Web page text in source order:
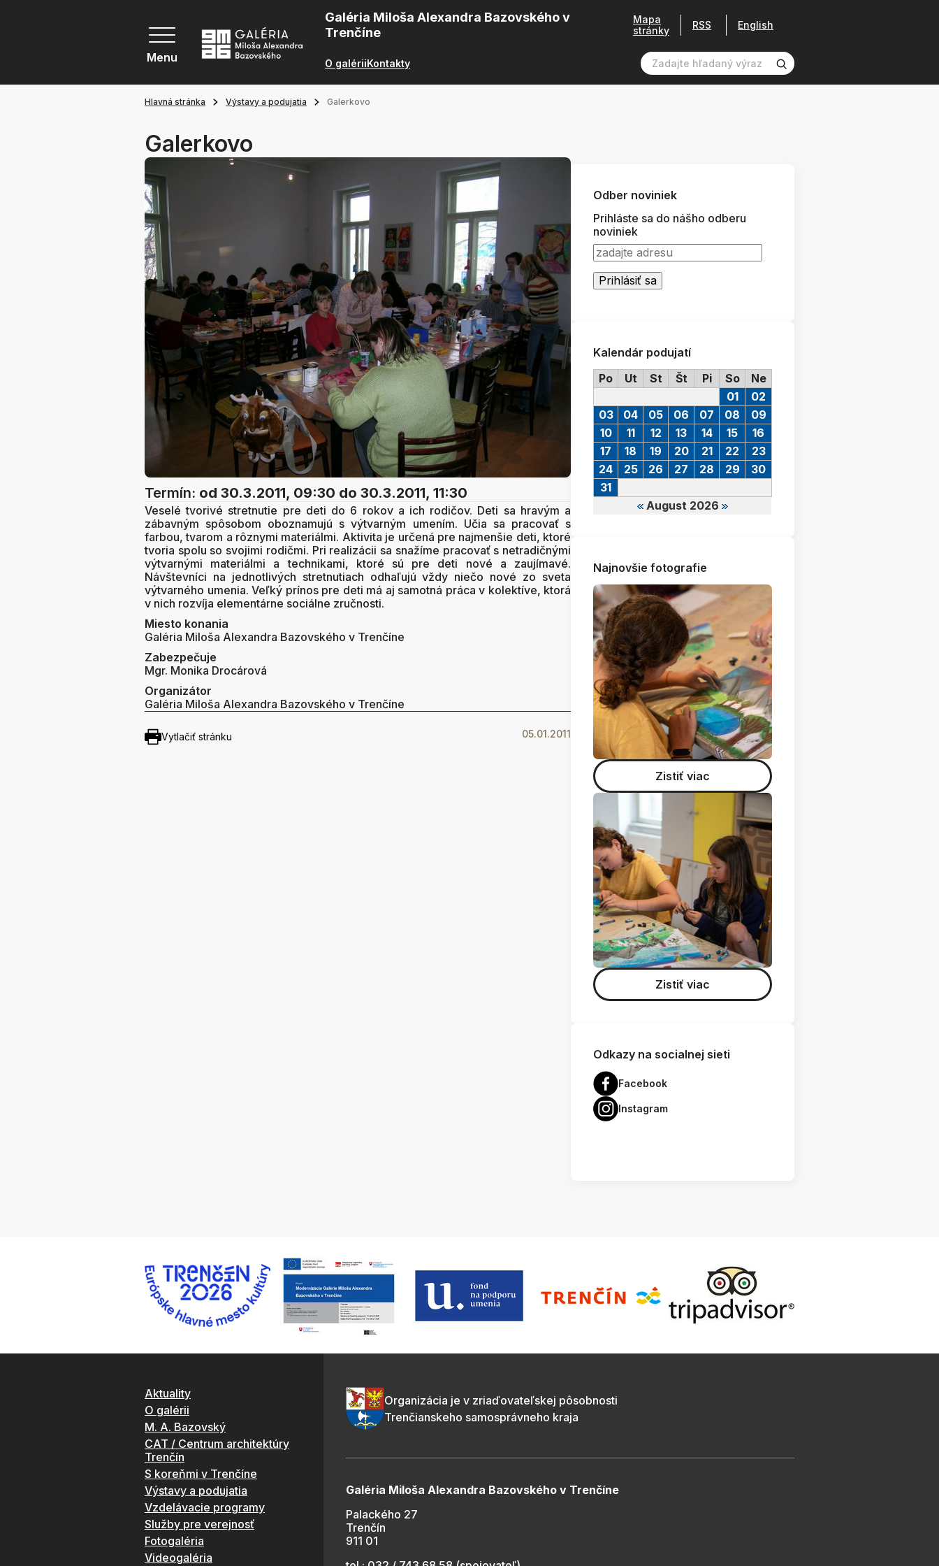
Menu
Galéria Miloša Alexandra Bazovského v
Trenčíne
O galériiKontakty
Mapa
stránky
RSS English
Hlavná stránka Výstavy a podujatia Galerkovo
Galerkovo
Termín: od 30.3.2011, 09:30 do 30.3.2011, 11:30
Veselé tvorivé stretnutie pre deti do 6 rokov a ich rodičov. Deti sa hravým a
zábavným spôsobom oboznamujú s výtvarným umením. Učia sa pracovať s
farbou, tvarom a rôznymi materiálmi. Aktivita je určená pre najmenšie deti, ktoré
tvoria spolu so svojimi rodičmi. Pri realizácii sa snažíme pracovať s netradičnými
výtvarnými materiálmi a technikami, ktoré sú pre deti nové a zaujímavé.
Návštevníci na jednotlivých stretnutiach odhaľujú vždy niečo nové zo sveta
výtvarného umenia. Veľký prínos pre deti má aj samotná práca v kolektíve, ktorá
v nich rozvíja elementárne sociálne zručnosti.
Miesto konania
Galéria Miloša Alexandra Bazovského v Trenčíne
Zabezpečuje
Mgr. Monika Drocárová
Organizátor
Galéria Miloša Alexandra Bazovského v Trenčíne
Vytlačiť stránku 05.01.2011
Odber noviniek
Prihláste sa do nášho odberu
noviniek
Kalendár podujatí
Po
Ut St Št Pi So Ne
August 2026
01
02
03
04 05 06 07 08
09
10
11 12 13 14 15
16
17
18 19 20 21 22
23
24
25 26 27 28 29
30
31
Najnovšie fotografie
Zistiť viac
Zistiť viac
Odkazy na socialnej sieti
Facebook
Instagram
Aktuality
O galérii
M. A. Bazovský
CAT / Centrum architektúry
Trenčín
S koreňmi v Trenčíne
Výstavy a podujatia
Vzdelávacie programy
Služby pre verejnosť
Fotogaléria
Videogaléria
Organizácia je v zriaďovateľskej pôsobnosti
Trenčianskeho samosprávneho kraja
Galéria Miloša Alexandra Bazovského v Trenčíne
Palackého 27
Trenčín
911 01